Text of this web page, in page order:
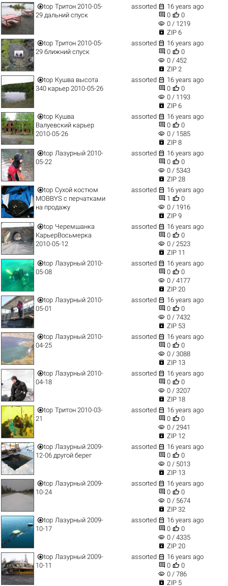
top Тритон 2010-05-
29 дальний спуск
assorted  16 years ago
 0  0
visibility 0 / 1219
 ZIP 6
top Тритон 2010-05-
29 ближний спуск
assorted  16 years ago
 0  0
visibility 0 / 452
 ZIP 2
top Кушва высота
340 карьер 2010-05-26
assorted  16 years ago
 0  0
visibility 0 / 1193
 ZIP 6
top Кушва
Валуевский карьер
2010-05-26
assorted  16 years ago
 0  0
visibility 0 / 1585
 ZIP 8
top Лазурный 2010-
05-22
assorted  16 years ago
 0  0
visibility 0 / 5343
 ZIP 28
top Сухой костюм
MOBBYS с перчатками
на продажу
assorted  16 years ago
 1  0
visibility 0 / 1916
 ZIP 9
top Черемшанка
КарьерВосьмерка
2010-05-12
assorted  16 years ago
 0  0
visibility 0 / 2523
 ZIP 11
top Лазурный 2010-
05-08
assorted  16 years ago
 0  0
visibility 0 / 4177
 ZIP 20
top Лазурный 2010-
05-01
assorted  16 years ago
 0  0
visibility 0 / 7432
 ZIP 53
top Лазурный 2010-
04-25
assorted  16 years ago
 0  0
visibility 0 / 3088
 ZIP 13
top Лазурный 2010-
04-18
assorted  16 years ago
 0  0
visibility 0 / 3207
 ZIP 18
top Тритон 2010-03-
21
assorted  16 years ago
 0  0
visibility 0 / 2941
 ZIP 12
top Лазурный 2009-
12-06 другой берег
assorted  16 years ago
 0  0
visibility 0 / 5013
 ZIP 13
top Лазурный 2009-
10-24
assorted  16 years ago
 0  0
visibility 0 / 5674
 ZIP 32
top Лазурный 2009-
10-17
assorted  16 years ago
 0  0
visibility 0 / 4335
 ZIP 20
top Лазурный 2009-
10-11
assorted  16 years ago
 0  0
visibility 0 / 786
 ZIP 5